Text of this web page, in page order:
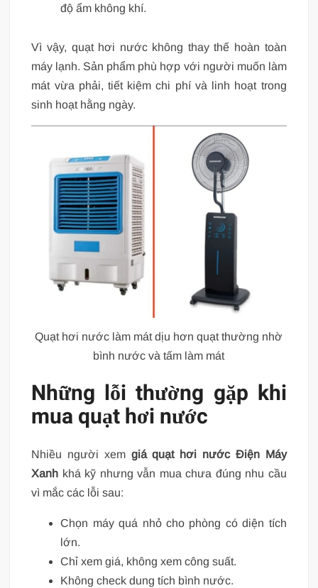
độ ẩm không khí.
Vì vậy, quạt hơi nước không thay thế hoàn toàn
máy lạnh. Sản phẩm phù hợp với người muốn làm
mát vừa phải, tiết kiệm chi phí và linh hoạt trong
sinh hoạt hằng ngày.
Quạt hơi nước làm mát dịu hơn quạt thường nhờ
bình nước và tấm làm mát
Những lỗi thường gặp khi
mua quạt hơi nước
Nhiều người xem giá quạt hơi nước Điện Máy
Xanh khá kỹ nhưng vẫn mua chưa đúng nhu cầu
vì mắc các lỗi sau:
Chọn máy quá nhỏ cho phòng có diện tích
lớn.
Chỉ xem giá, không xem công suất.
Không check dung tích bình nước.